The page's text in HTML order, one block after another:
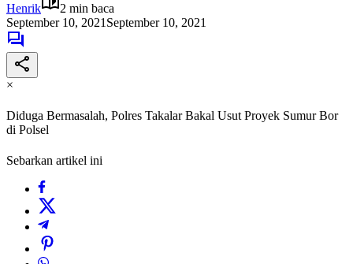
Henrik
2 min baca
September 10, 2021 September 10, 2021
×
Diduga Bermasalah, Polres Takalar Bakal Usut Proyek Sumur Bor
di Polsel
Sebarkan artikel ini